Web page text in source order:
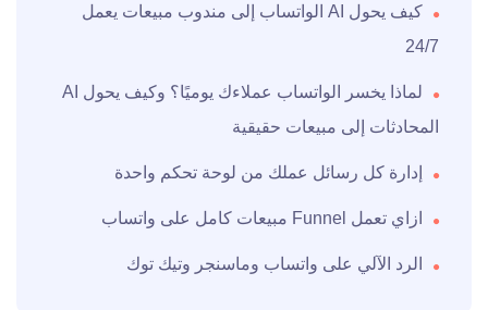
كيف يحول AI الواتساب إلى مندوب مبيعات يعمل
24/7
لماذا يخسر الواتساب عملاءك يوميًا؟ وكيف يحول AI
المحادثات إلى مبيعات حقيقية
إدارة كل رسائل عملك من لوحة تحكم واحدة
ازاي تعمل Funnel مبيعات كامل على واتساب
الرد الآلي على واتساب وماسنجر وتيك توك